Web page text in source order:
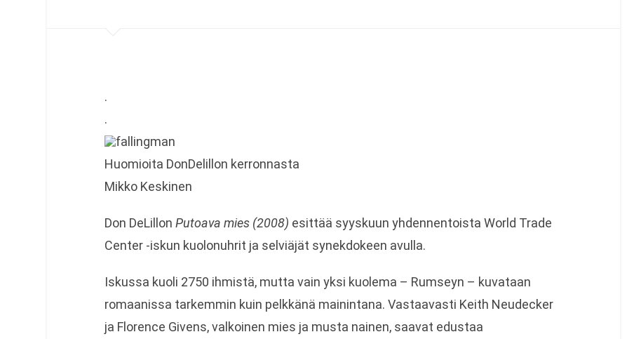
.
.
Huomioita DonDelillon kerronnasta
Mikko Keskinen
Don DeLillon Putoava mies (2008) esittää syyskuun yhdennentoista World Trade
Center -iskun kuolonuhrit ja selviäjät synekdokeen avulla.
Iskussa kuoli 2750 ihmistä, mutta vain yksi kuolema – Rumseyn – kuvataan
romaanissa tarkemmin kuin pelkkänä mainintana. Vastaavasti Keith Neudecker
ja Florence Givens, valkoinen mies ja musta nainen, saavat edustaa